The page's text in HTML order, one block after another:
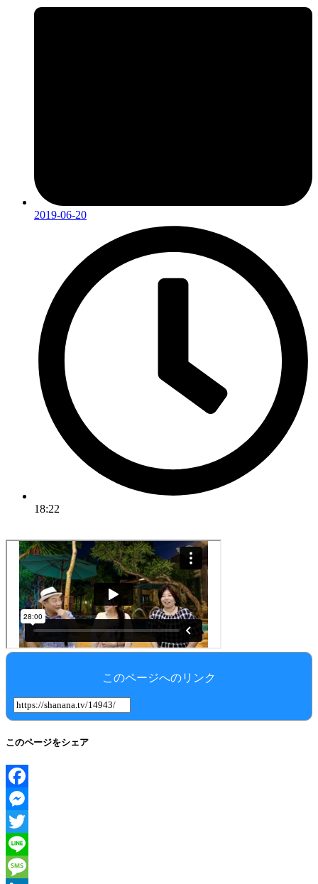
2019-06-20
18:22
このページへのリンク
このページをシェア
Facebook
Messenger
Twitter
Line